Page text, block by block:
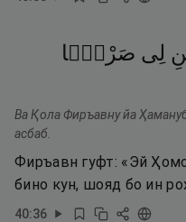
لِى صَرْحًۭا
Ва Қола Фиръавну йа
асбаб.
Фиръавн гуфт: «Эй
бино кун, шояд бо ин
40:36